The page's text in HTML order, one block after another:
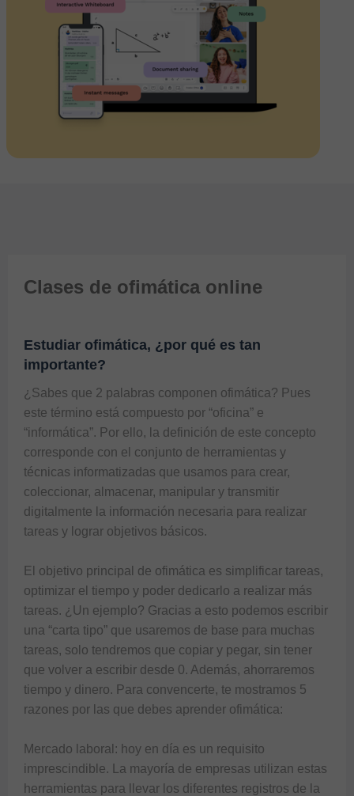
Clases de ofimática online
Estudiar ofimática, ¿por qué es tan
importante?
¿Sabes que 2 palabras componen ofimática? Pues
este término está compuesto por “oficina” e
“informática”. Por ello, la definición de este concepto
corresponde con el conjunto de herramientas y
técnicas informatizadas que usamos para crear,
coleccionar, almacenar, manipular y transmitir
digitalmente la información necesaria para realizar
tareas y lograr objetivos básicos.
El objetivo principal de ofimática es simplificar tareas,
optimizar el tiempo y poder dedicarlo a realizar más
tareas. ¿Un ejemplo? Gracias a esto podemos escribir
una “carta tipo” que usaremos de base para muchas
tareas, solo tendremos que copiar y pegar, sin tener
que volver a escribir desde 0. Además, ahorraremos
tiempo y dinero. Para convencerte, te mostramos 5
razones por las que debes aprender ofimática:
Mercado laboral: hoy en día es un requisito
imprescindible. La mayoría de empresas utilizan estas
herramientas para llevar los diferentes registros de la